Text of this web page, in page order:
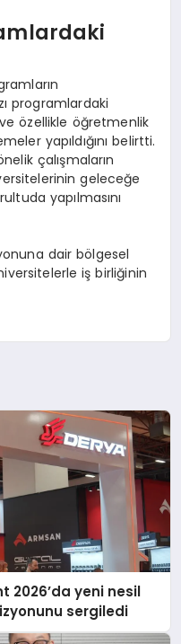
programlardaki
özellikle öğretmenlik
yapıldığını belirtti.
çalışmaların
geleceğe
yapılmasını
dair bölgesel
iş birliğinin
2026’da yeni nesil
sergiledi